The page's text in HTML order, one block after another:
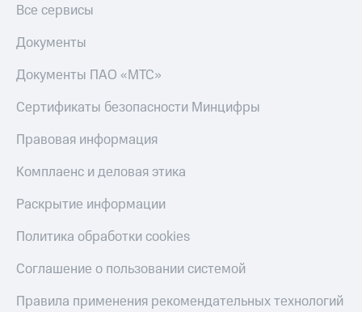
Все сервисы
Документы
Документы ПАО «МТС»
Сертификаты безопасности Минцифры
Правовая информация
Комплаенс и деловая этика
Раскрытие информации
Политика обработки cookies
Соглашение о пользовании системой
Правила применения рекомендательных технологий